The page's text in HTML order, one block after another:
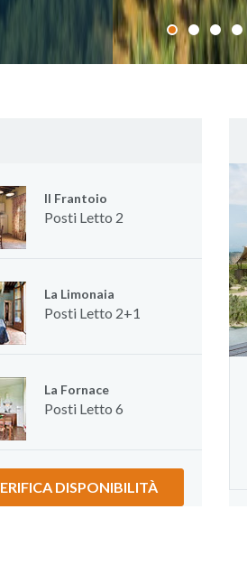
Il Frantoio
Posti Letto 2
La Limonaia
Posti Letto 2+1
La Fornace
Posti Letto 6
DISPONIBILITÀ